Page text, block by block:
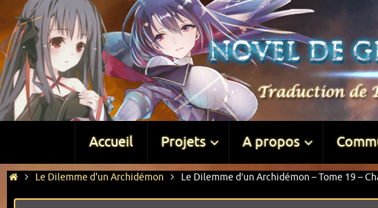
Accueil Projets A propos
Le Dilemme d'un Archidémon Le Dilemme d’un Archidémon – Tome 19 –